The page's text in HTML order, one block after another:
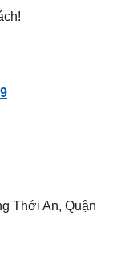
Thới An, Quận